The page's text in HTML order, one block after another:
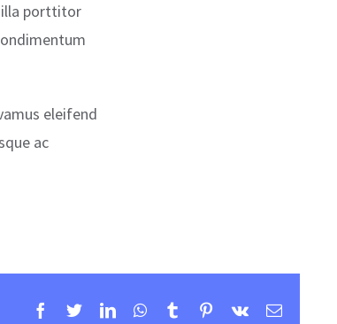
porttitor
eleifend
ac
Facebook
TwitterLinkedInWhatsApp
TumblrPinterest
Vk
E-